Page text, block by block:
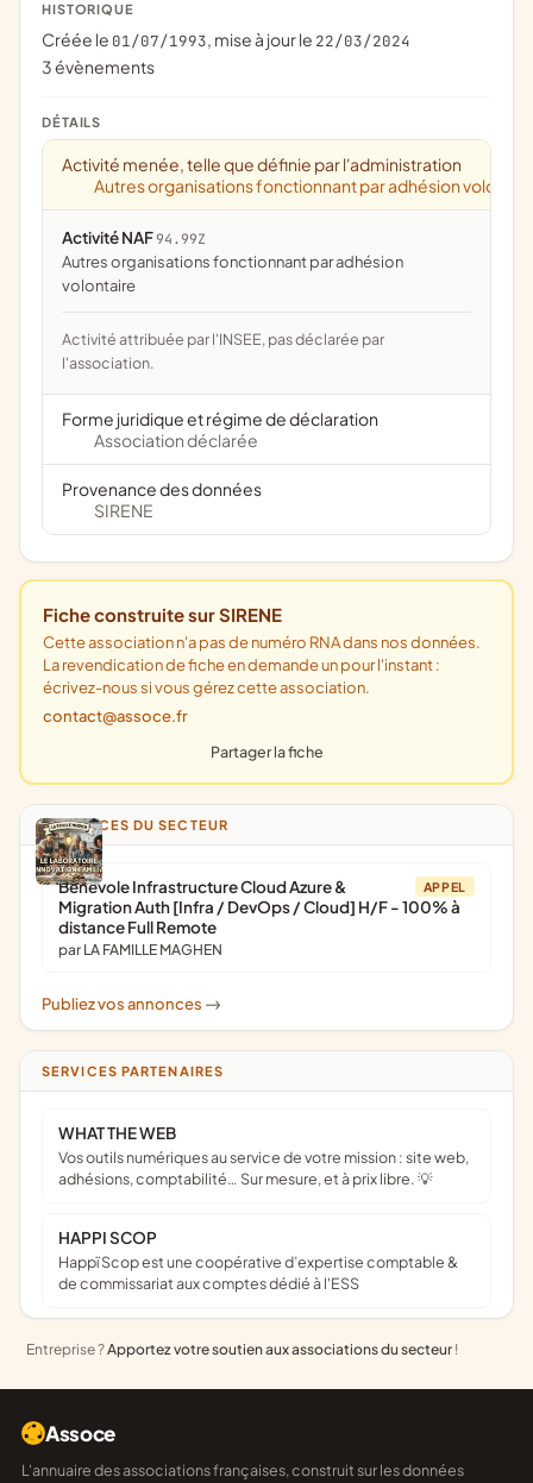
HISTORIQUE
Créée le 01/07/1993, mise à jour le 22/03/2024
3 évènements
DÉTAILS
Activité menée, telle que définie par l'administration
Autres organisations fonctionnant par adhésion
Activité NAF94.99Z
Autres organisations fonctionnant par adhésion
volontaire
Activité attribuée par l'INSEE, pas déclarée par
l'association.
Forme juridique et régime de déclaration
Association déclarée
Provenance des données
SIRENE
Fiche construite sur SIRENE
Cette association n'a pas de numéro RNA dans nos données.
La revendication de fiche en demande un pour l'instant :
écrivez-nous si vous gérez cette association.
contact@assoce.fr
Partager la fiche
ANNONCES DU SECTEUR
APPEL
Bénévole Infrastructure Cloud Azure &
Migration Auth [Infra / DevOps / Cloud] H/F - 100% à
distance Full Remote
par LA FAMILLE MAGHEN
Publiez vos annonces ->
SERVICES PARTENAIRES
WHAT THE WEB
Vos outils numériques au service de votre mission : site web,
adhésions, comptabilité… Sur mesure, et à prix libre. 💡
HAPPI SCOP
Happï Scop est une coopérative d’expertise comptable &
de commissariat aux comptes dédié à l'ESS
Entreprise ?Apportez votre soutien aux associations du secteur !
Assoce
L'annuaire des associations françaises, construit sur les données